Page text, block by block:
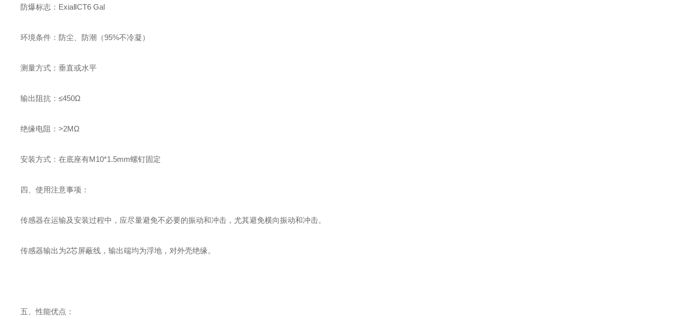
防爆标志： ExiaⅡCT6 Gal
环境条件：防尘、防潮（95%不冷凝）
测量方式：垂直或水平
输出阻抗：≤450Ω
绝缘电阻：>2MΩ
安装方式：在底座有M10*1.5mm螺钉固定
四、使用注意事项：
传感器在运输及安装过程中，应尽量避免不必要的振动和冲击，尤其避免横向振动和冲击。
传感器输出为2芯屏蔽线，输出端均为浮地，对外壳绝缘。
五、性能优点：